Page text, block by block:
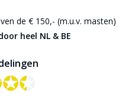
de € 150,- (m.u.v. masten)
heel NL & BE